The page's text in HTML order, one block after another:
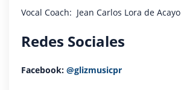
Vocal Coach: Jean Carlos Lora de Acayo
Redes Sociales
Facebook: @glizmusicpr